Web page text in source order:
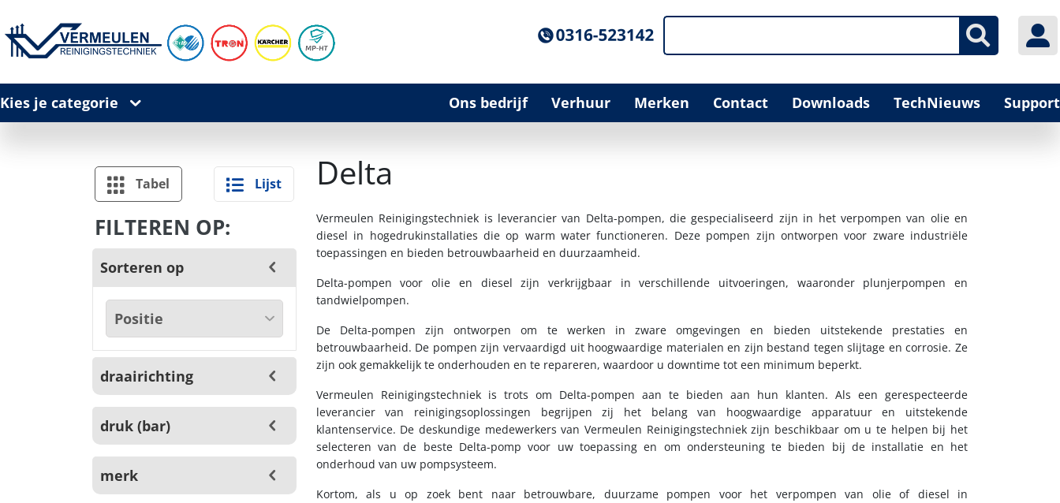
Kies je categorie Ons bedrijf Verhuur Merken Contact Downloads TechNieuws Support
Tabel Lijst
FILTEREN OP:
Sorteren op
draairichting
druk (bar)
merk
Delta
Vermeulen Reinigingstechniek is leverancier van Delta-pompen, die gespecialiseerd zijn in het verpompen van olie en
diesel in hogedrukinstallaties die op warm water functioneren. Deze pompen zijn ontworpen voor zware industriële
toepassingen en bieden betrouwbaarheid en duurzaamheid.
Delta-pompen voor olie en diesel zijn verkrijgbaar in verschillende uitvoeringen, waaronder plunjerpompen en
tandwielpompen.
De Delta-pompen zijn ontworpen om te werken in zware omgevingen en bieden uitstekende prestaties en
betrouwbaarheid. De pompen zijn vervaardigd uit hoogwaardige materialen en zijn bestand tegen slijtage en corrosie. Ze
zijn ook gemakkelijk te onderhouden en te repareren, waardoor u downtime tot een minimum beperkt.
Vermeulen Reinigingstechniek is trots om Delta-pompen aan te bieden aan hun klanten. Als een gerespecteerde
leverancier van reinigingsoplossingen begrijpen zij het belang van hoogwaardige apparatuur en uitstekende
klantenservice. De deskundige medewerkers van Vermeulen Reinigingstechniek zijn beschikbaar om u te helpen bij het
selecteren van de beste Delta-pomp voor uw toepassing en om ondersteuning te bieden bij de installatie en het
onderhoud van uw pompsysteem.
Kortom, als u op zoek bent naar betrouwbare, duurzame pompen voor het verpompen van olie of diesel in